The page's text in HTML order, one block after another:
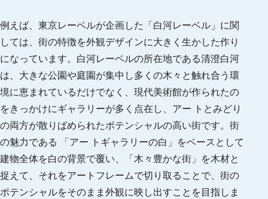
例えば、東京レーベルが企画した「白河レーベル」に関
しては、街の特徴を外観デザインに大きく生かした作り
になっています。白河レーベルの所在地である清澄白河
は、大きな公園や庭園が集中し多くの木々と触れ合う環
境に恵まれているだけでなく、現代美術館が作られたの
をきっかけにギャラリーが多く点在し、アー トとみどり
の両方が散りばめられたポテンシャルの高い街です。街
の魅力である 「アー トギャラリーの白」をベースとして
建物全体を白の背景で覆い、「木々豊かな街」を木材と
捉えて、それをアートフレームで切り取ることで、街の
ポテンシャルをそのまま外観に映し出すことを目指しま